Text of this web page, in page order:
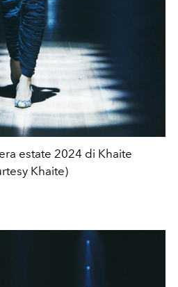
estate 2024 di Khaite
Khaite)